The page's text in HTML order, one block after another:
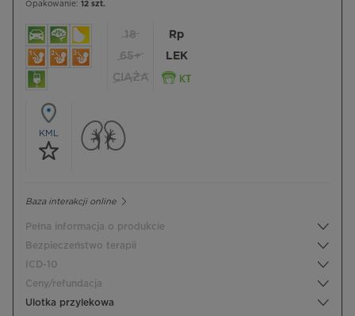
Opakowanie: 12 szt.
18
65+
CIĄŻA
Rp
LEK
KML
Baza interakcji online
Pełna informacja o produkcie
Bezpieczeństwo terapii
ICD-10
Ceny/refundacja
Ulotka przylekowa